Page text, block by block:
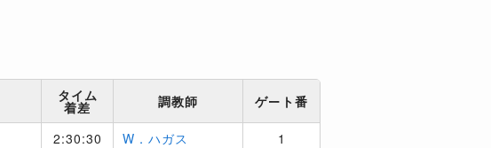
タイム
着差 調教師 ゲート番
2:30:30 W．ハガス
1